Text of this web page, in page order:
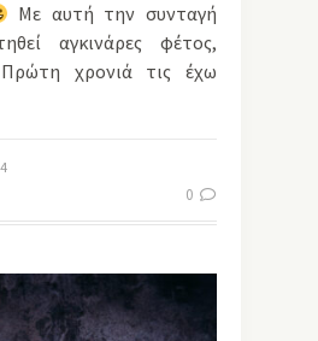
Με αυτή την συνταγή
αγκινάρες φέτος,
χρονιά τις έχω
0